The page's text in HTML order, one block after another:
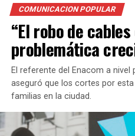
sobre el lugar pesa aún una
lleva 20 años. Actualmente,
más de 50 organizaciones
organismos de Derechos
Todas celebraron los 20
obrera.
asuman con nosotros la
edificio al servicio del
COMUNICACION POPULAR
“El robo de
problemática
El referente del Enacom a nivel
aseguró que los cortes por
familias en la ciudad.